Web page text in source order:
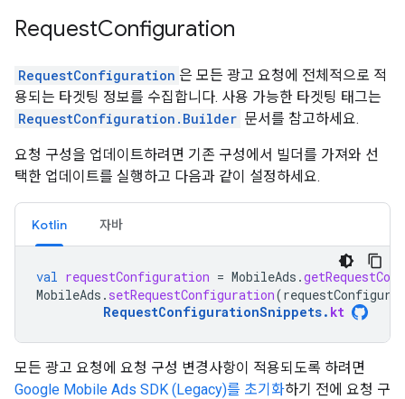
RequestConfiguration
RequestConfiguration 은 모든 광고 요청에 전체적으로 적
용되는 타겟팅 정보를 수집합니다. 사용 가능한 타겟팅 태그는
RequestConfiguration.Builder 문서를 참고하세요.
요청 구성을 업데이트하려면 기존 구성에서 빌더를 가져와 선
택한 업데이트를 실행하고 다음과 같이 설정하세요.
Kotlin 자바
val requestConfiguration = MobileAds .
MobileAds . setRequestConfiguration(
RequestConfigurationSnippets. kt
모든 광고 요청에 요청 구성 변경사항이 적용되도록 하려면
Google Mobile Ads SDK (Legacy)를 초기화하기 전에 요청 구